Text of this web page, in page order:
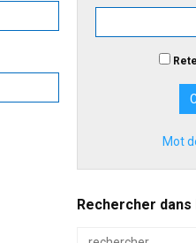
Mot
Rechercher dans